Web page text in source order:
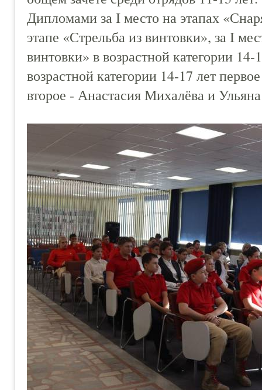
Дипломами за I место на этапах
этапе «Стрельба из винтовки», за I
винтовки» в возрастной категории
возрастной категории 14-17 лет
второе - Анастасия Михалёва и